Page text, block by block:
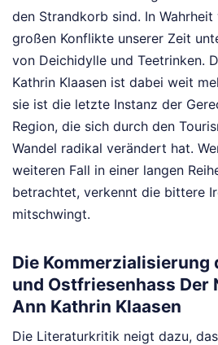
den Strandkorb sind. In
großen Konflikte unserer Zeit
von Deichidylle und Teetrinken.
Kathrin Klaasen ist dabei weit
sie ist die letzte Instanz der
Region, die sich durch den
Wandel radikal verändert hat.
weiteren Fall in einer langen
betrachtet, verkennt die bittere
mitschwingt.
Die Kommerzialisierung
und Ostfriesenhass Der
Ann Kathrin Klaasen
Die Literaturkritik neigt dazu,